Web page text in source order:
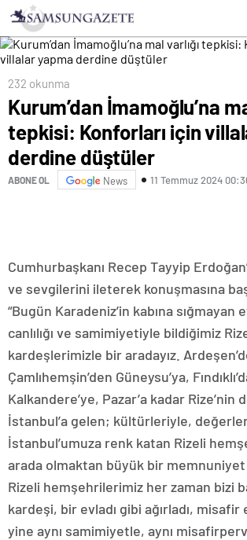
düştüler
232 okunma
Kurum’dan İmamoğlu’na
tepkisi: Konforları için
derdine düştüler
ABONE OL News 11 Temmuz 2024
Cumhurbaşkanı Recep Tayyip
ve sevgilerini ileterek konuşmasına
“Bugün Karadeniz’in kabına sığmayan
canlılığı ve samimiyetiyle bildiğimiz
kardeşlerimizle bir aradayız.
Çamlıhemşin’den Güneysu’ya,
Kalkandere’ye, Pazar’a kadar Rize’nin
İstanbul’a gelen; kültürleriyle,
İstanbul’umuza renk katan Rizeli
arada olmaktan büyük bir
Rizeli hemşehrilerimiz her zaman bizi
kardeşi, bir evladı gibi ağırladı,
yine aynı samimiyetle, aynı